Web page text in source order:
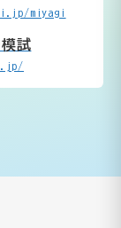
miyagi
試